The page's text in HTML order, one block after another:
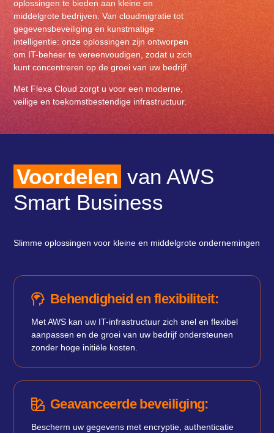
oplossingen te bieden aan kleine en
middelgrote bedrijven. Van cloudmigratie tot
gegevensbeveiliging en kunstmatige
intelligentie: onze oplossingen zijn ontworpen
om IT-beheer te vereenvoudigen, zodat u zich
kunt concentreren op de groei van uw bedrijf.
Met Flexa Cloud zorgt u voor een moderne,
veilige en toekomstbestendige infrastructuur.
Voordelen van AWS
Smart Business
Slimme oplossingen voor kleine en middelgrote ondernemingen
Behendigheid en flexibiliteit:
Met AWS kan uw IT-infrastructuur zich snel en flexibel
aanpassen en de groei van uw bedrijf ondersteunen
zonder hoge initiële kosten.
Geavanceerde beveiliging:
Bescherm uw gegevens met encryptie, authenticatie